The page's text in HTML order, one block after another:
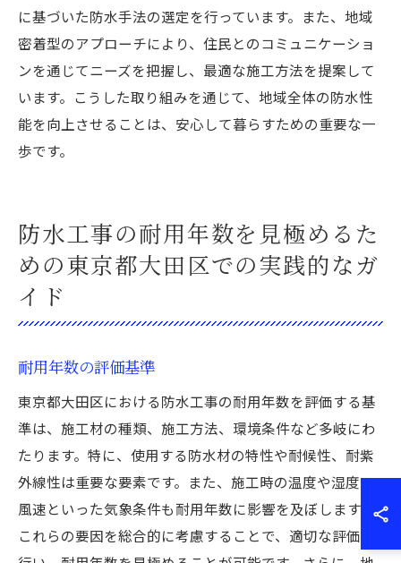
に基づいた防水手法の選定を行っています。また、地域
密着型のアプローチにより、住民とのコミュニケーショ
ンを通じてニーズを把握し、最適な施工方法を提案して
います。こうした取り組みを通じて、地域全体の防水性
能を向上させることは、安心して暮らすための重要な一
歩です。
防水工事の耐用年数を見極めるた
めの東京都大田区での実践的なガ
イド
耐用年数の評価基準
東京都大田区における防水工事の耐用年数を評価する基
準は、施工材の種類、施工方法、環境条件など多岐にわ
たります。特に、使用する防水材の特性や耐候性、耐紫
外線性は重要な要素です。また、施工時の温度や湿度、
風速といった気象条件も耐用年数に影響を及ぼします。
これらの要因を総合的に考慮することで、適切な評価を